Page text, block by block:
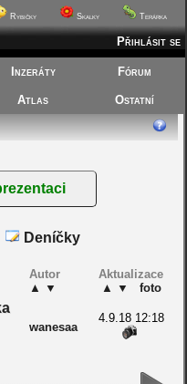
Rybičky Skalky Terárka
Přihlásit se
Inzeráty Fórum
Atlas
Ostatní
Deníčky
Autor
▲ ▼
Aktualizace
▲ ▼ foto
wanesaa
4.9.18 12:18